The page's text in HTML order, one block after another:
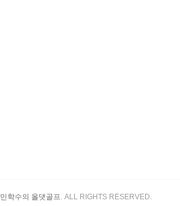
민학수의 올댓골프. ALL RIGHTS RESERVED.